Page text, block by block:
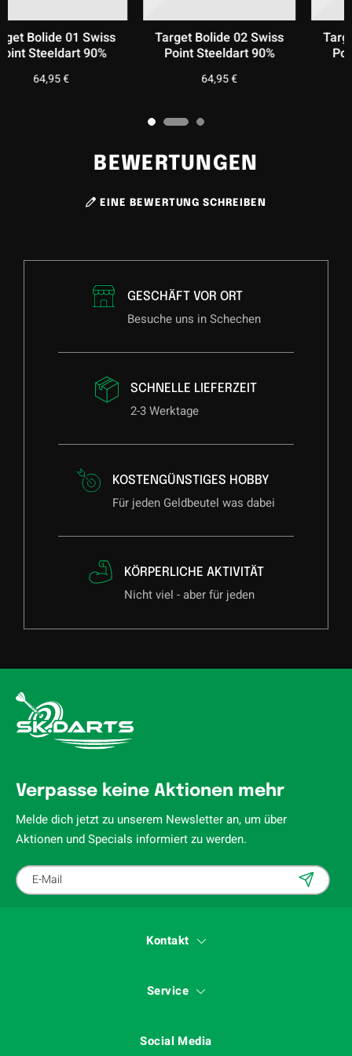
Target Bolide 03 Swiss
Point Steeldart 90%
Target Bolide 04
Point Steeldart
BEWERTUNGEN
EINE BEWERTUNG SCHREIBEN
GESCHÄFT VOR ORT
Besuche uns in Schechen
SCHNELLE LIEFERZEIT
2-3 Werktage
KOSTENGÜNSTIGES HOBBY
Für jeden Geldbeutel was dabei
KÖRPERLICHE AKTIVITÄT
Nicht viel - aber für jeden
Verpasse keine Aktionen mehr
Melde dich jetzt zu unserem Newsletter an, um über
Aktionen und Specials informiert zu werden.
Kontakt
Service
Social Media